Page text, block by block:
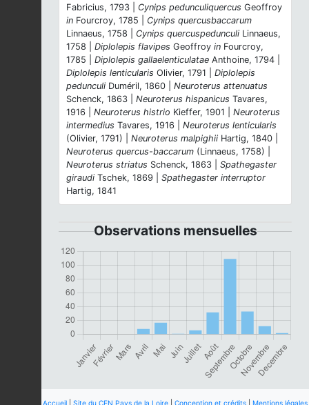
Fabricius, 1793 | Cynips pedunculiquercus Geoffroy
in Fourcroy, 1785 | Cynips quercusbaccarum
Linnaeus, 1758 | Cynips quercuspedunculi Linnaeus,
1758 | Diplolepis flavipes Geoffroy in Fourcroy,
1785 | Diplolepis gallaelenticulatae Anthoine, 1794 |
Diplolepis lenticularis Olivier, 1791 | Diplolepis
pedunculi Duméril, 1860 | Neuroterus attenuatus
Schenck, 1863 | Neuroterus hispanicus Tavares,
1916 | Neuroterus histrio Kieffer, 1901 | Neuroterus
intermedius Tavares, 1916 | Neuroterus lenticularis
(Olivier, 1791) | Neuroterus malpighii Hartig, 1840 |
Neuroterus quercus-baccarum (Linnaeus, 1758) |
Neuroterus striatus Schenck, 1863 | Spathegaster
giraudi Tschek, 1869 | Spathegaster interruptor
Hartig, 1841
Observations mensuelles
Accueil Site du CEN Pays de la Loire Conception et crédits Mentions légales